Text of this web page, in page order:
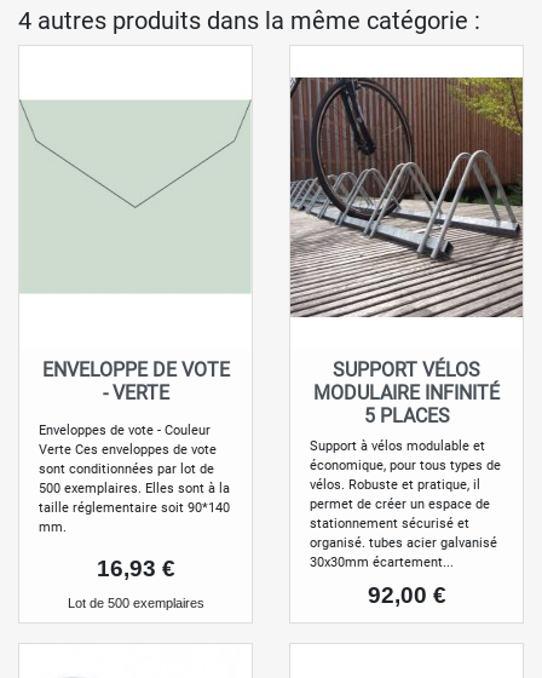
4 autres produits dans la même catégorie :
ENVELOPPE DE VOTE
- VERTE
Enveloppes de vote - Couleur
Verte Ces enveloppes de vote
sont conditionnées par lot de
500 exemplaires. Elles sont à la
taille réglementaire soit 90*140
mm.
Prix
16,93 €
Lot de 500 exemplaires
SUPPORT VÉLOS
MODULAIRE INFINITÉ
5 PLACES
Support à vélos modulable et
économique, pour tous types de
vélos. Robuste et pratique, il
permet de créer un espace de
stationnement sécurisé et
organisé. tubes acier galvanisé
30x30mm écartement...
Prix
92,00 €